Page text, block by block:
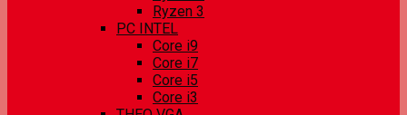
Ryzen 3
PC INTEL
Core i9
Core i7
Core i5
Core i3